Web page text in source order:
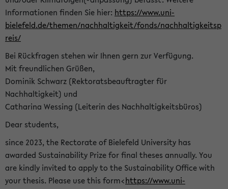
Informationen finden Sie hier: https://www.uni-
bielefeld.de/themen/nachhaltigkeit/fonds/nachhaltigkeitsp
reis/
Bei Rückfragen stehen wir Ihnen gern zur Verfügung.
Mit freundlichen Grüßen,
Dominik Schwarz (Rektoratsbeauftragter für
Nachhaltigkeit) und
Catharina Wessing (Leiterin des Nachhaltigkeitsbüros)
Dear students,
since 2023, the Rectorate of Bielefeld University has
awarded Sustainability Prize for final theses annually. You
are kindly invited to apply to the Sustainability Office with
your thesis. Please use this form<https://www.uni-